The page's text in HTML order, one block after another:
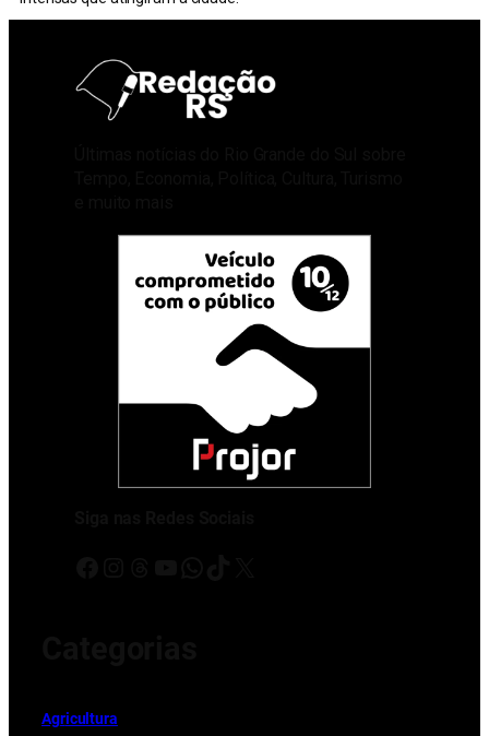
Agricultura